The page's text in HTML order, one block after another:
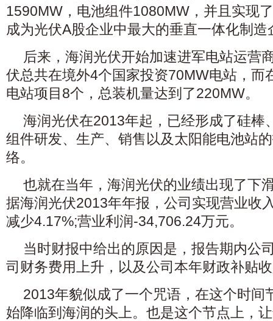
1590MW，电池组件1080MW，并且实现
成为光伏A股企业中最大的垂直一体化制造
后来，海润光伏开始加速进军电站运营
伏总共在境外4个国家投资70MW电站，而
电站项目8个，总装机量达到了220MW。
海润光伏在2013年起，已经形成了硅棒
组件研发、生产、销售以及太阳能电池站
络。
也就在当年，海润光伏的业绩出现了下
据海润光伏2013年年报，公司实现营业收
减少4.17%;营业利润-34,706.24万元。
当时财报中给出的原因是，报告期内公
司财务费用上升，以及公司本年财政补贴
2013年貌似成了一个咒语，在这个时间
始降临到海润的头上。也是这个节点上，